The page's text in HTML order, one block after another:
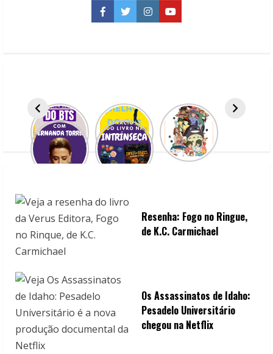
n
g
Facebook
TwitterInstagramYouTube
Resenha: Fogo no Ringue,
de K.C. Carmichael
Os Assassinatos de Idaho:
Pesadelo Universitário
chegou na Netflix